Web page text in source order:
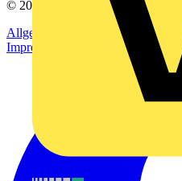
© 2002-
Voltimum
Allgemeine Geschäftsbedingungen
Impressum